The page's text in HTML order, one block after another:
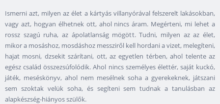
Ismerni azt, milyen az élet a kártyás villanyórával felszerelt lakásokban,
vagy azt, hogyan élhetnek ott, ahol nincs áram. Megérteni, mi lehet a
rossz szagú ruha, az ápolatlanság mögött. Tudni, milyen az az élet,
mikor a mosáshoz, mosdáshoz messziről kell hordani a vizet, melegíteni,
hajat mosni, dzsekit szárítani, ott, az egyetlen térben, ahol telente az
egész család összezsúfolódik. Ahol nincs személyes élettér, saját kuckó,
játék, meséskönyv, ahol nem mesélnek soha a gyerekeknek, játszani
sem szoktak velük soha, és segíteni sem tudnak a tanulásban az
alapkészség-hiányos szülők.